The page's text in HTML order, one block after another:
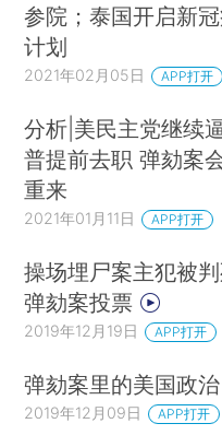
参院；泰国开启新
计划
2021年02月05日 APP打开
分析|美民主党继续
普提前去职 弹劾案
重来
2021年01月11日 APP打开
操场埋尸案主犯被
弹劾案投票
2019年12月19日 APP打开
弹劾案里的美国政治
2019年12月09日 APP打开